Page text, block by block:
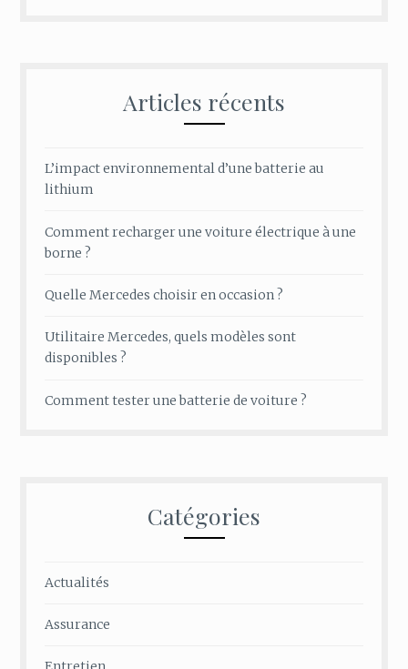
Articles récents
L’impact environnemental d’une batterie au
lithium
Comment recharger une voiture électrique à une
borne ?
Quelle Mercedes choisir en occasion ?
Utilitaire Mercedes, quels modèles sont
disponibles ?
Comment tester une batterie de voiture ?
Catégories
Actualités
Assurance